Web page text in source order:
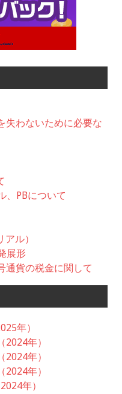
失わないために必要な
、PBについて
ル）
展形
通貨の税金に関して
年）
2024年）
2024年）
2024年）
年）